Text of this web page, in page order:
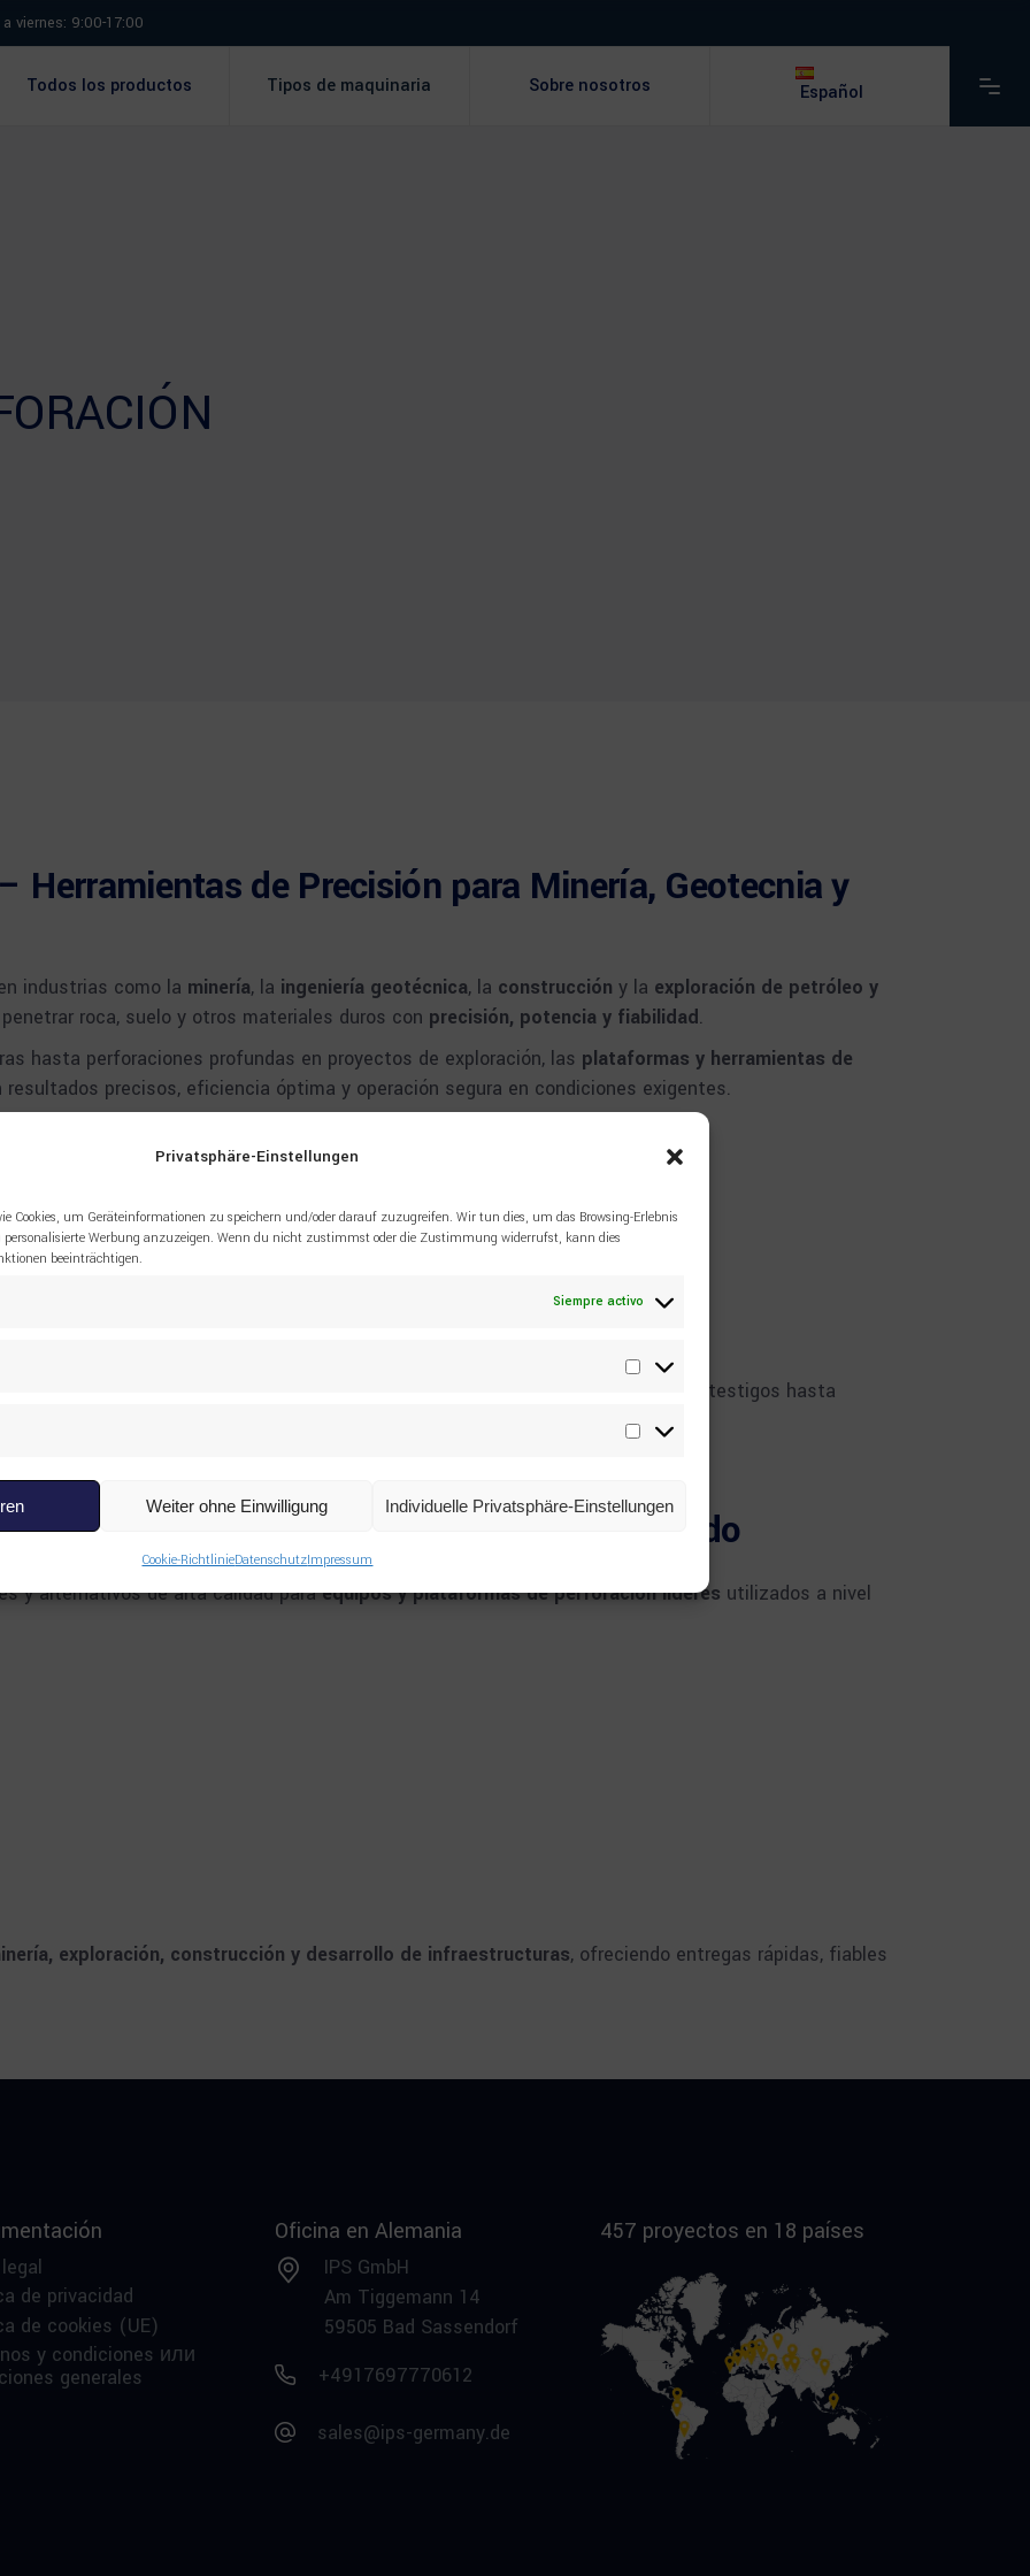
Privatsphäre-Einstellungen
Cookies, um Geräteinformationen zu speichern und/oder darauf zuzugreifen. Wir tun dies, um das Browsing-Erlebnis
Werbung anzuzeigen. Wenn du nicht zustimmst oder die Zustimmung widerrufst, kann dies
beeinträchtigen.
Siempre activo
Statistiken
Marketing
Weiter ohne Einwilligung Individuelle Privatsphäre-Einstellungen
Cookie-RichtlinieDatenschutzImpressum
viernes: 9:00-17:00
Todos los productos Tipos de maquinaria Sobre nosotros Español
Herramientas de Precisión para Minería, Geotecnia y
industrias como la minería, la ingeniería geotécnica, la construcción y la exploración de petróleo y
roca, suelo y otros materiales duros con precisión, potencia y fiabilidad.
hasta perforaciones profundas en proyectos de exploración, las plataformas y herramientas de
resultados precisos, eficiencia óptima y operación segura en condiciones exigentes.
de Equipos de Perforación
DM
DE100 a DE800
, desde perforación de barrenos y muestreo de testigos hasta
Equipos de Perforación en Todo el Mundo
y alternativos de alta calidad paraequipos y plataformas de perforación líderes utilizados a nivel
exploración, construcción y desarrollo de infraestructuras, ofreciendo entregas rápidas, fiables
de privacidad
de cookies (UE)
y condiciones или
generales
Oficina en Alemania
IPS GmbH
Am Tiggemann 14
59505 Bad Sassendorf
+4917697770612
sales@ips-germany.de
457 proyectos en 18 países